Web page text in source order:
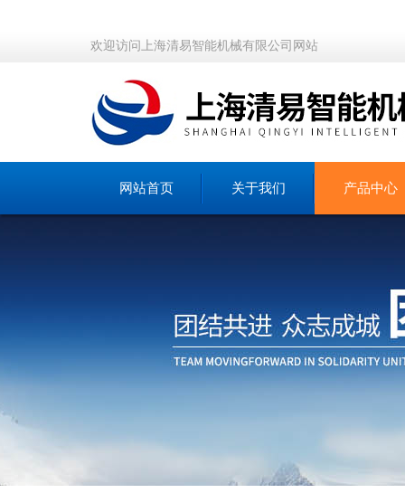
欢迎访问上海清易智能机械有限公司网站
网站首页 关于我们 产品中心